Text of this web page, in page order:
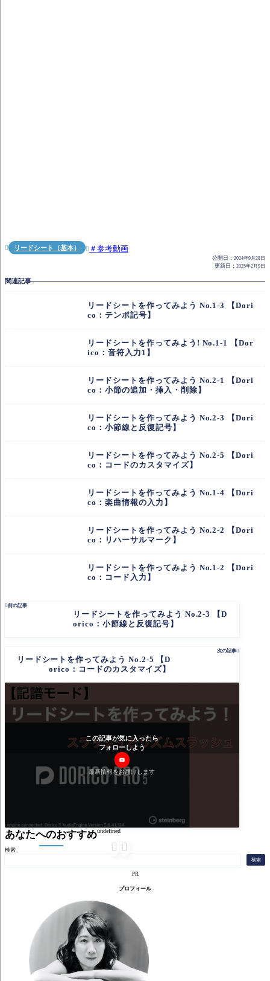
 リードシート（基本）  参考動画
公開日： 2024年9月28日
更新日： 2025年2月9日
関連記事
リードシートを作ってみよう No.1-3 【Dori
co：テンポ記号】
リードシートを作ってみよう! No.1-1 【Dor
ico：音符入力1】
リードシートを作ってみよう No.2-1 【Dori
co：小節の追加・挿入・削除】
リードシートを作ってみよう No.2-3 【Dori
co：小節線と反復記号】
リードシートを作ってみよう No.2-5 【Dori
co：コードのカスタマイズ】
リードシートを作ってみよう No.1-4 【Dori
co：楽曲情報の入力】
リードシートを作ってみよう No.2-2 【Dori
co：リハーサルマーク】
リードシートを作ってみよう No.1-2 【Dori
co：コード入力】
前の記事
リードシートを作ってみよう No.2-3 【D
orico：小節線と反復記号】
次の記事
リードシートを作ってみよう No.2-5 【D
orico：コードのカスタマイズ】
この記事が気に入ったら
フォローしよう
最新情報をお届けします
検索
検索
PR
プロフィール
あなたへのおすすめundefined
 